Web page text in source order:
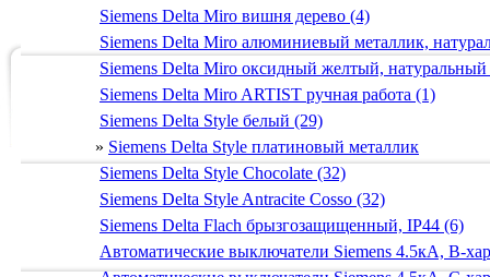
Siemens Delta Miro вишня дерево (4)
Siemens Delta Miro алюминиевый металлик,
Siemens Delta Miro оксидный желтый,
Siemens Delta Miro ARTIST ручная работа (1)
Siemens Delta Style белый (29)
» Siemens Delta Style платиновый металлик
Siemens Delta Style Chocolate (32)
Siemens Delta Style Antracite Cosso (32)
Siemens Delta Flach брызгозащищенный, IP44 (6)
Автоматические выключатели Siemens 4.5кА, B-